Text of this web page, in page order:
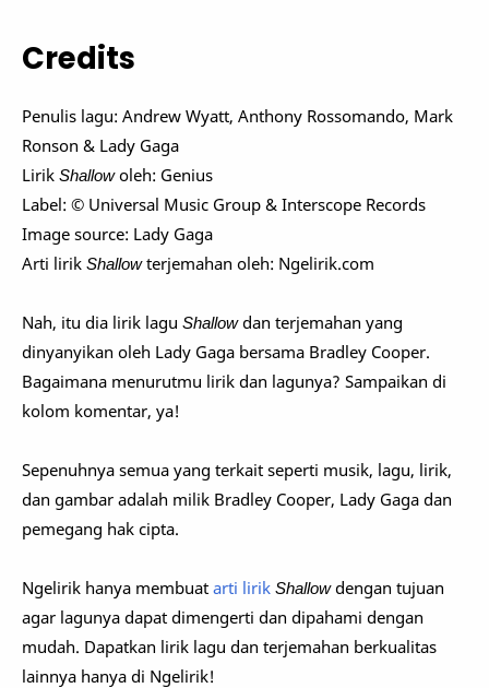
Credits
Penulis lagu: Andrew Wyatt, Anthony Rossomando, Mark
Ronson & Lady Gaga
Lirik Shallowoleh: Genius
Label: © Universal Music Group & Interscope Records
Image source: Lady Gaga
Arti lirik Shallowterjemahan oleh: Ngelirik.com
Nah, itu dia lirik lagu Shallowdan terjemahan yang
dinyanyikan oleh Lady Gaga bersama Bradley Cooper.
Bagaimana menurutmu lirik dan lagunya? Sampaikan di
kolom komentar, ya!
Sepenuhnya semua yang terkait seperti musik, lagu, lirik,
dan gambar adalah milik Bradley Cooper, Lady Gaga dan
pemegang hak cipta.
Ngelirik hanya membuat arti lirik Shallowdengan tujuan
agar lagunya dapat dimengerti dan dipahami dengan
mudah. Dapatkan lirik lagu dan terjemahan berkualitas
lainnya hanya di Ngelirik!